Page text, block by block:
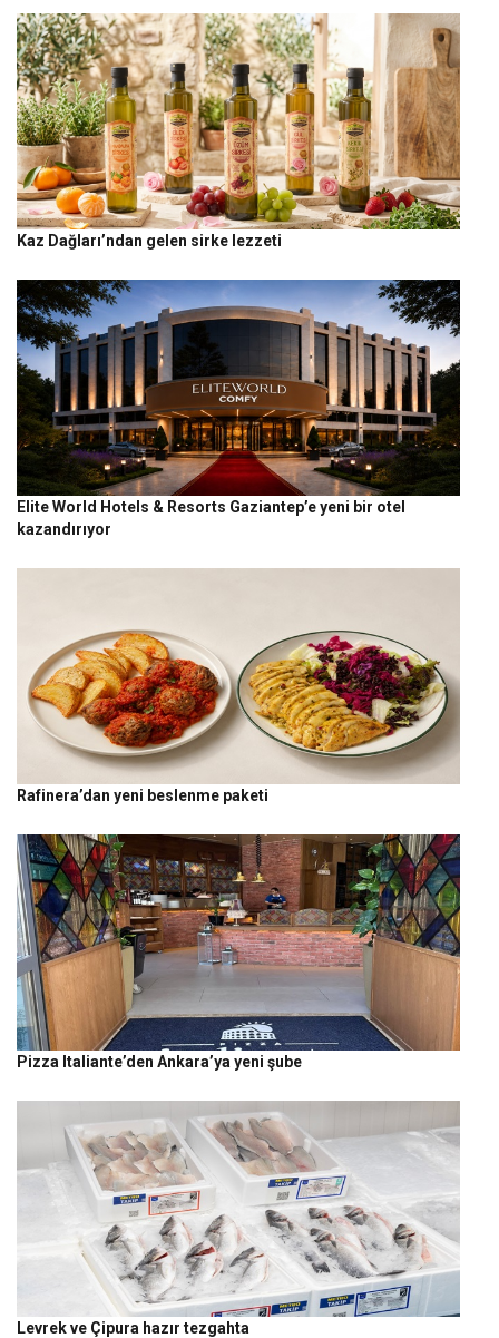
Kaz Dağları’ndan gelen sirke lezzeti
Elite World Hotels & Resorts Gaziantep’e yeni bir otel
kazandırıyor
Rafinera’dan yeni beslenme paketi
Pizza Italiante’den Ankara’ya yeni şube
Levrek ve Çipura hazır tezgahta